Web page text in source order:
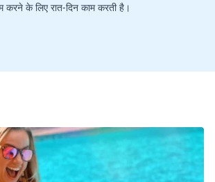
करने के लिए रात-दिन काम करती है।